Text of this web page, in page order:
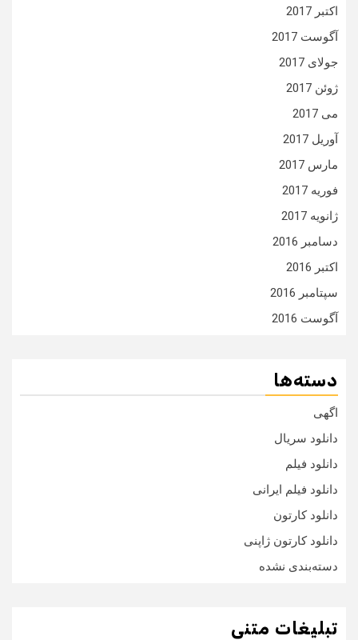
اکتبر 2017
آگوست 2017
جولای 2017
ژوئن 2017
می 2017
آوریل 2017
مارس 2017
فوریه 2017
ژانویه 2017
دسامبر 2016
اکتبر 2016
سپتامبر 2016
آگوست 2016
دسته‌ها
اگهی
دانلود سریال
دانلود فیلم
دانلود فیلم ایرانی
دانلود کارتون
دانلود کارتون ژاپنی
دسته‌بندی نشده
تبلیغات متنی